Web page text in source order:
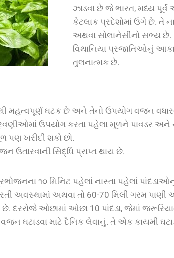
ઝાડવા છે જે ભારત, મધ્ય
કેટલાક પ્રદેશોમાં ઉગે છે. તે
અથવા સોલાનેસીનો સભ્ય
વિથાનિયા પ્રજાતિઓનું
તુલનાત્મક છે.
મહત્વપૂર્ણ ઘટક છે અને તેનો ઉપયોગ વજન
ઉપયોગ કરતા પહેલા મૂળને પાવડર
પણ ખરીદી શકો છો.
ઉતારવાની સિદ્ધિ પ્રાપ્ત થાય છે.
૧૦ મિનિટ પહેલાં નાસ્તા પહેલાં
અવસ્થામાં અથવા તો 60-70 મિલી ગરમ
છે. દરરોજે ઓછામાં ઓછા 10 પાંદડા, જેમાં
ઘટાડવા માટે દૈનિક લેવાનું. તે એક કાયમી